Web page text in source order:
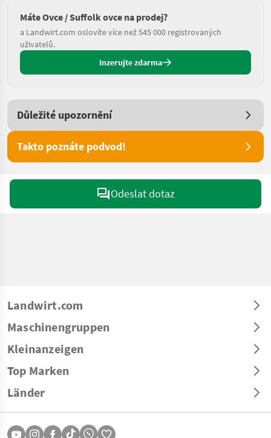
Máte Ovce / Suffolk ovce na prodej?
a Landwirt.com oslovíte více než 545 000 registrovaných
uživatelů.
Inzerujte zdarma
Důležité upozornění
Takto poznáte podvod!
Odeslat dotaz
Landwirt.com
Maschinengruppen
Kleinanzeigen
Top Marken
Länder